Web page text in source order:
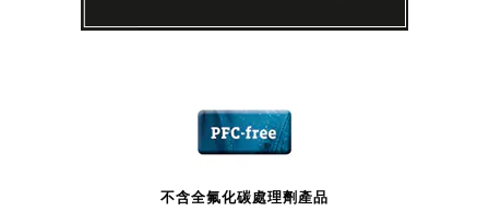
不含全氟化碳處理劑產品